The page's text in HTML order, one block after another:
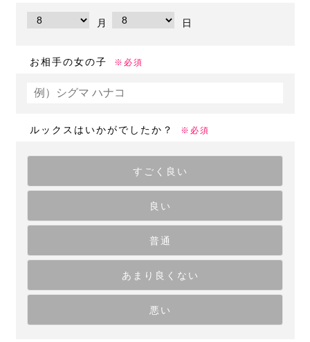
月 日
お相手の女の子 ※必須
ルックスはいかがでしたか？ ※必須
すごく良い
良い
普通
あまり良くない
悪い